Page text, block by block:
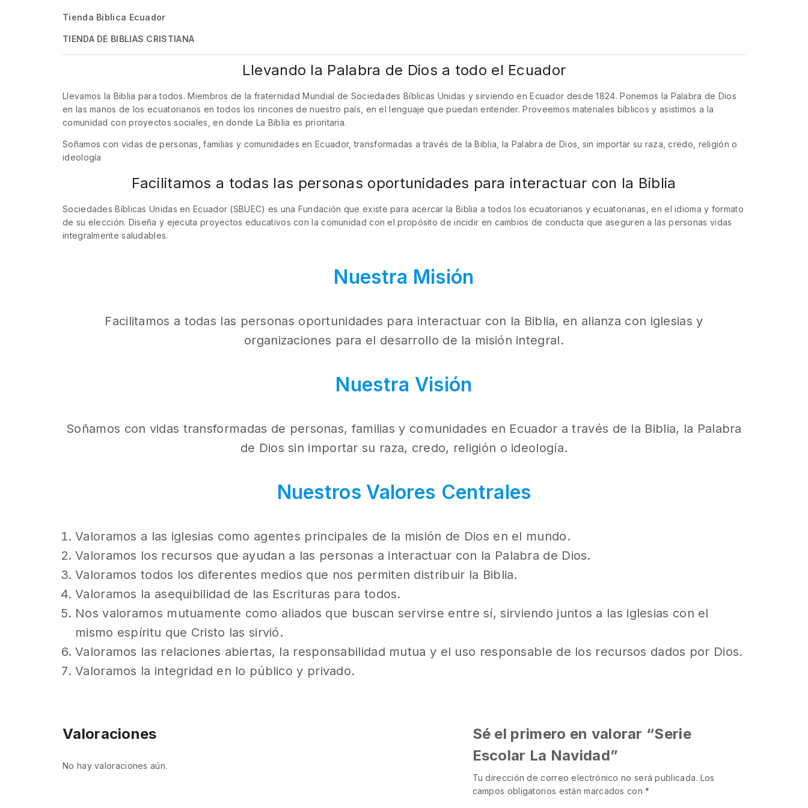
Tienda Biblica Ecuador
TIENDA DE BIBLIAS CRISTIANA
Llevando la Palabra de Dios a todo el Ecuador
Llevamos la Biblia para todos. Miembros de la fraternidad Mundial de Sociedades Bíblicas Unidas y sirviendo en Ecuador desde 1824. Ponemos la Palabra de Dios
en las manos de los ecuatorianos en todos los rincones de nuestro país, en el lenguaje que puedan entender. Proveemos materiales bíblicos y asistimos a la
comunidad con proyectos sociales, en donde La Biblia es prioritaria.
Soñamos con vidas de personas, familias y comunidades en Ecuador, transformadas a través de la Biblia, la Palabra de Dios, sin importar su raza, credo, religión o
ideología
Facilitamos a todas las personas oportunidades para interactuar con la Biblia
Sociedades Bíblicas Unidas en Ecuador (SBUEC) es una Fundación que existe para acercar la Biblia a todos los ecuatorianos y ecuatorianas, en el idioma y formato
de su elección. Diseña y ejecuta proyectos educativos con la comunidad con el propósito de incidir en cambios de conducta que aseguren a las personas vidas
integralmente saludables.
Nuestra Misión
Facilitamos a todas las personas oportunidades para interactuar con la Biblia, en alianza con iglesias y
organizaciones para el desarrollo de la misión integral.
Nuestra Visión
Soñamos con vidas transformadas de personas, familias y comunidades en Ecuador a través de la Biblia, la Palabra
de Dios sin importar su raza, credo, religión o ideología.
Nuestros Valores Centrales
Valoramos a las iglesias como agentes principales de la misión de Dios en el mundo.
Valoramos los recursos que ayudan a las personas a interactuar con la Palabra de Dios.
Valoramos todos los diferentes medios que nos permiten distribuir la Biblia.
Valoramos la asequibilidad de las Escrituras para todos.
Nos valoramos mutuamente como aliados que buscan servirse entre sí, sirviendo juntos a las iglesias con el
mismo espíritu que Cristo las sirvió.
Valoramos las relaciones abiertas, la responsabilidad mutua y el uso responsable de los recursos dados por Dios.
Valoramos la integridad en lo público y privado.
Valoraciones
No hay valoraciones aún.
Sé el primero en valorar “Serie
Escolar La Navidad”
Tu dirección de correo electrónico no será publicada. Los
campos obligatorios están marcados con*